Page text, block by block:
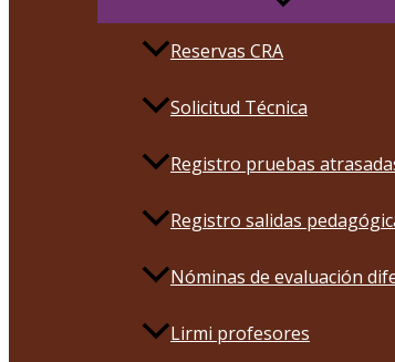
Reservas CRA
Solicitud Técnica
Registro pruebas
Registro salidas
Nóminas de evaluación
Lirmi profesores